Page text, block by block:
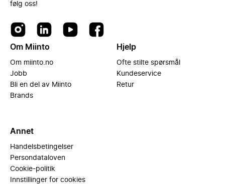
følg oss!
Om Miinto
Om miinto.no
Jobb
Bli en del av Miinto
Brands
Hjelp
Ofte stilte spørsmål
Kundeservice
Retur
Annet
Handelsbetingelser
Persondataloven
Cookie-politik
Innstillinger for cookies